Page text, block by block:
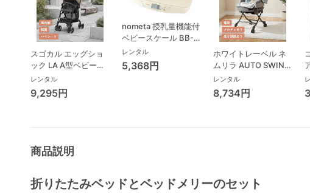
スゴカル エッグショ
ック LA A型ベビーカ
ー コンビ(Combi)
レンタル
9,295円
nometa 授乳量機能付
ベビースケール BB-
105 タニタ(TANITA)
ベビースケール・体重
計
レンタル
5,368円
ホワイトレーベル ネ
ムリラ AUTO SWING
BEDi Long スリープ
シェル EG コンビ
(Combi) ハイローチ
レンタル
8,734円
商品説明
折りたたみベッドとベッドメリーのセット